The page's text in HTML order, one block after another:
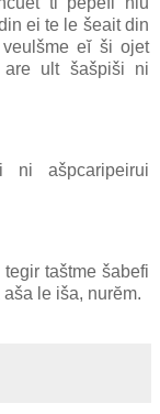
ei te le šeait din
eĭ ši ojet
ult šašpiši ni
ni ašpcaripeirui
taštme šabefi
le iša, nurĕm.